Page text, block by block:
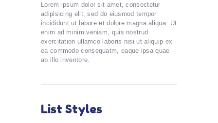
Lorem ipsum dolor sit amet, consectetur
adipisicing elit, sed do eiusmod tempor
incididunt ut labore et dolore magna aliqua. Ut
enim ad minim veniam, quis nostrud
exercitation ullamco laboris nisi ut aliquip ex
ea commodo consequatm, eaque ipsa quae
ab illo inventore.
List Styles